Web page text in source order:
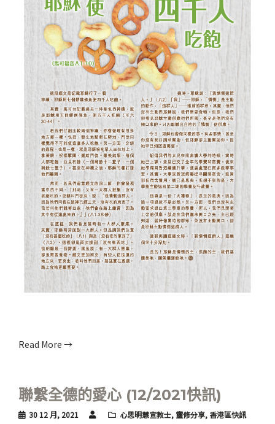
Read More →
聯繫全德的愛心 (12/2021快訊)
30 12 月, 2021 心思明慧宣教士, 靈修分享, 香港區快訊